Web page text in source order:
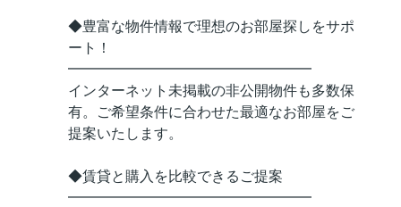
◆豊富な物件情報で理想のお部屋探しをサポ
ート！
━━━━━━━━━━━━━━━━━
インターネット未掲載の非公開物件も多数保
有。ご希望条件に合わせた最適なお部屋をご
提案いたします。
◆賃貸と購入を比較できるご提案
━━━━━━━━━━━━━━━━━